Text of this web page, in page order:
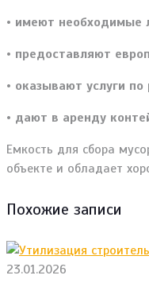
• имеют необходимые
• предоставляют
• оказывают услуги
• дают в аренду
Емкость для сбора
объекте и обладает
Похожие записи
23.01.2026